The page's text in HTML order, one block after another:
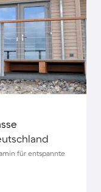
für entspannte